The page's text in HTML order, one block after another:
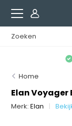
Home
Elan Voyager
Merk:Elan